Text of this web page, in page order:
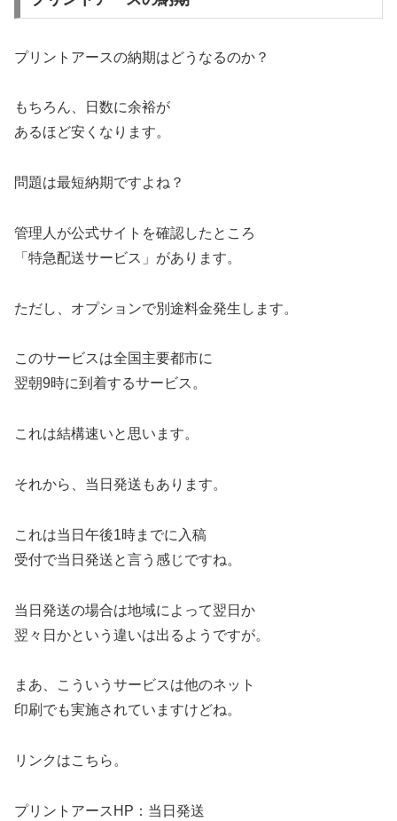
プリントアースの納期はどうなるのか？
もちろん、日数に余裕が
あるほど安くなります。
問題は最短納期ですよね？
管理人が公式サイトを確認したところ
「特急配送サービス」があります。
ただし、オプションで別途料金発生します。
このサービスは全国主要都市に
翌朝9時に到着するサービス。
これは結構速いと思います。
それから、当日発送もあります。
これは当日午後1時までに入稿
受付で当日発送と言う感じですね。
当日発送の場合は地域によって翌日か
翌々日かという違いは出るようですが。
まあ、こういうサービスは他のネット
印刷でも実施されていますけどね。
リンクはこちら。
プリントアースHP：当日発送